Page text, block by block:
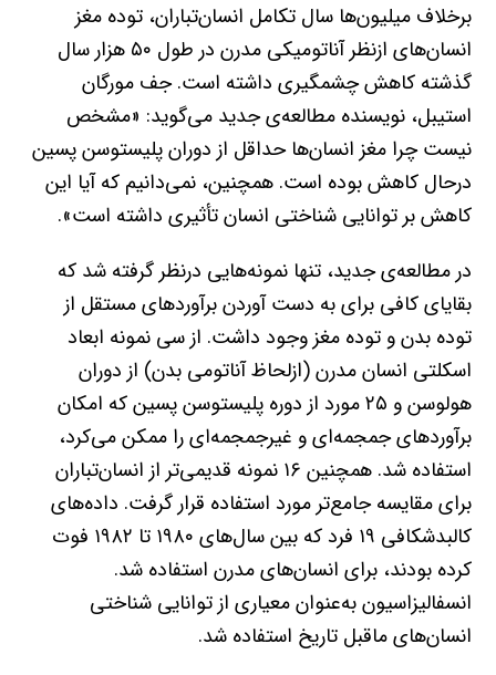
برخلاف میلیون‌ها سال تکامل انسان‌تباران، توده مغز
انسان‌های ازنظر آناتومیکی مدرن در طول ۵۰ هزار سال
گذشته کاهش چشمگیری داشته است. جف مورگان
استیبل، نویسنده مطالعه‌ی جدید می‌گوید: «مشخص
نیست چرا مغز انسان‌ها حداقل از دوران پلیستوسن پسین
درحال کاهش بوده است. همچنین، نمی‌دانیم که آیا این
کاهش بر توانایی شناختی انسان تأثیری داشته است».
در مطالعه‌ی جدید، تنها نمونه‌هایی درنظر گرفته شد که
بقایای کافی برای به دست آوردن برآوردهای مستقل از
توده بدن و توده مغز وجود داشت. از سی نمونه ابعاد
اسکلتی انسان مدرن (ازلحاظ آناتومی بدن) از دوران
هولوسن و ۲۵ مورد از دوره پلیستوسن پسین که امکان
برآوردهای جمجمه‌ای و غیرجمجمه‌ای را ممکن می‌کرد،
استفاده شد. همچنین ۱۶ نمونه قدیمی‌تر از انسان‌تباران
برای مقایسه جامع‌تر مورد استفاده قرار گرفت. داده‌های
کالبدشکافی ۱۹ فرد که بین سال‌های ۱۹۸۰ تا ۱۹۸۲ فوت
کرده بودند، برای انسان‌های مدرن استفاده شد.
انسفالیزاسیون به‌عنوان معیاری از توانایی شناختی
انسان‌های ماقبل تاریخ استفاده شد.